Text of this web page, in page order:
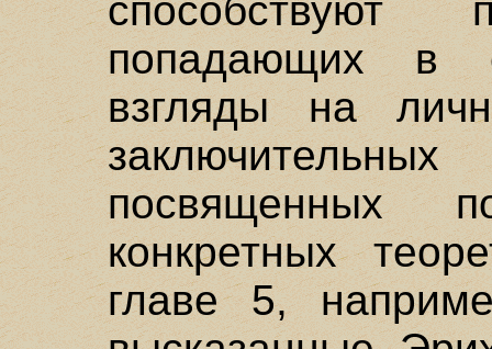
способствуют
попадающих в
взгляды на
посвященных
конкретных
главе 5,